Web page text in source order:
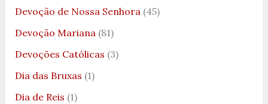
Devoção de Nossa Senhora(45)
Devoção Mariana(81)
Devoções Católicas (3)
Dia das Bruxas (1)
Dia de Reis (1)